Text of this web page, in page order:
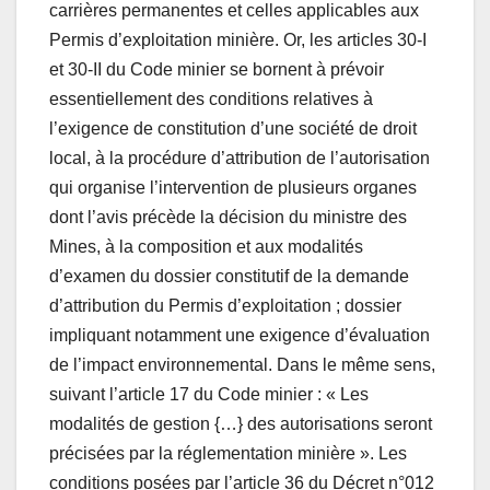
carrières permanentes et celles applicables aux
Permis d’exploitation minière. Or, les articles 30-I
et 30-II du Code minier se bornent à prévoir
essentiellement des conditions relatives à
l’exigence de constitution d’une société de droit
local, à la procédure d’attribution de l’autorisation
qui organise l’intervention de plusieurs organes
dont l’avis précède la décision du ministre des
Mines, à la composition et aux modalités
d’examen du dossier constitutif de la demande
d’attribution du Permis d’exploitation ; dossier
impliquant notamment une exigence d’évaluation
de l’impact environnemental. Dans le même sens,
suivant l’article 17 du Code minier : « Les
modalités de gestion {…} des autorisations seront
précisées par la réglementation minière ». Les
conditions posées par l’article 36 du Décret n°012